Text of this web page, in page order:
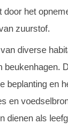
door het
zuurstof.
diverse
beukenhagen.
beplanting en
en
dienen als